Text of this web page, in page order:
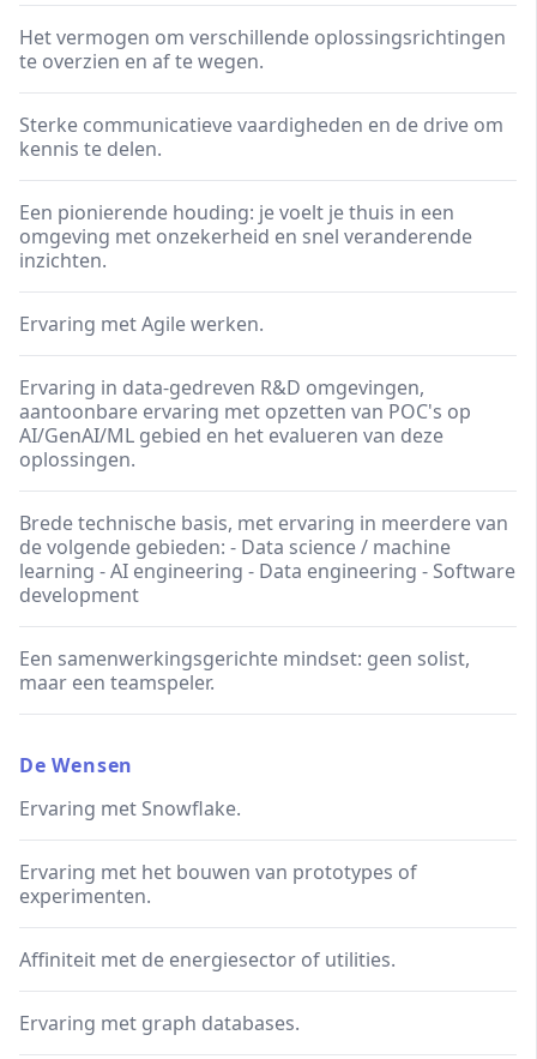
Het vermogen om verschillende oplossingsrichtingen
te overzien en af te wegen.
Sterke communicatieve vaardigheden en de drive om
kennis te delen.
Een pionierende houding: je voelt je thuis in een
omgeving met onzekerheid en snel veranderende
inzichten.
Ervaring met Agile werken.
Ervaring in data-gedreven R&D omgevingen,
aantoonbare ervaring met opzetten van POC's op
AI/GenAI/ML gebied en het evalueren van deze
oplossingen.
Brede technische basis, met ervaring in meerdere van
de volgende gebieden: - Data science / machine
learning - AI engineering - Data engineering - Software
development
Een samenwerkingsgerichte mindset: geen solist,
maar een teamspeler.
De Wensen
Ervaring met Snowflake.
Ervaring met het bouwen van prototypes of
experimenten.
Affiniteit met de energiesector of utilities.
Ervaring met graph databases.